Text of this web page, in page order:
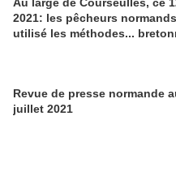
2021: les pêcheurs
utilisé les méthodes...
Revue de presse normande
juillet 2021